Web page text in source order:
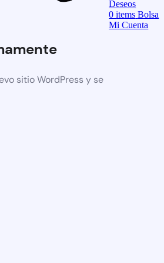
sitio WordPress y se
Deseos
0items Bolsa
Mi Cuenta